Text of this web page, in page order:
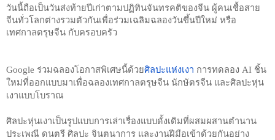
วันนี้ถือเป็นวันส่งท้ายปีเก่าตามปฏิทินจันทรคติของจีน ผู้คนเชื้อสาย
จีนทั่วโลกต่างรวมตัวกันเพื่อร่วมเฉลิมฉลองวันขึ้นปีใหม่ หรือ
เทศกาลตรุษจีน กับครอบครัว
Google ร่วมฉลองโอกาสพิเศษนี้ด้วยศิลปะแห่งเงา การทดลอง AI ชิ้น
ใหม่ที่ออกแบบมาเพื่อฉลองเทศกาลตรุษจีน นักษัตรจีน และศิลปะหุ่น
เงาแบบโบราณ
ศิลปะหุ่นเงาเป็นรูปแบบการเล่าเรื่องแบบดั้งเดิมที่ผสมผสานตำนาน
ประเพณี ดนตรี ศิลปะ จินตนาการ และงานฝีมือเข้าด้วยกันอย่าง